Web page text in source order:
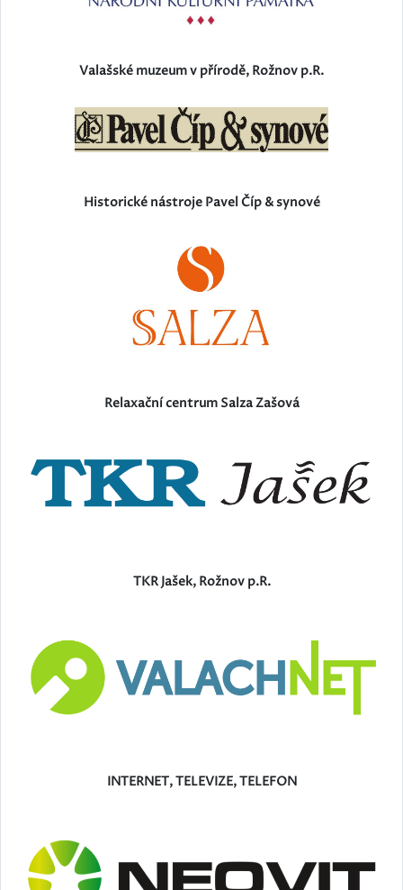
Valašské muzeum v přírodě, Rožnov p.R.
Historické nástroje Pavel Číp & synové
Relaxační centrum Salza Zašová
TKR Jašek, Rožnov p.R.
INTERNET, TELEVIZE, TELEFON